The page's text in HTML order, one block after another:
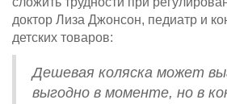
доктор Лиза Джонсон, педиатр и
детских товаров:
Дешевая коляска может
выгодно в моменте, но в